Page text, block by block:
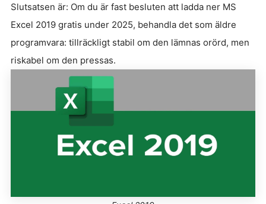
Slutsatsen är: Om du är fast besluten att ladda ner MS
Excel 2019 gratis under 2025, behandla det som äldre
programvara: tillräckligt stabil om den lämnas orörd, men
riskabel om den pressas.